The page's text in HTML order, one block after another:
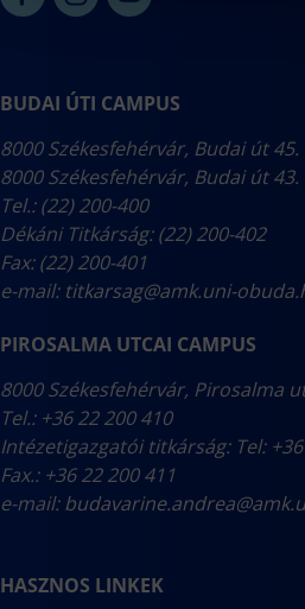
BUDAI ÚTI CAMPUS
8000 Székesfehérvár, Budai út 45.
8000 Székesfehérvár, Budai út 43.
Tel.: (22) 200-400
Dékáni Titkárság: (22) 200-402
Fax: (22) 200-401
e-mail: titkarsag@amk.uni-
PIROSALMA UTCAI CAMPUS
8000 Székesfehérvár, Pirosalma
Tel.: +36 22 200 410
Intézetigazgatói titkárság: Tel:
Fax.: +36 22 200 411
e-mail:
HASZNOS LINKEK